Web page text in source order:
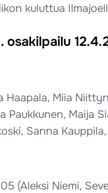
kuluttua
osakilpailu
Haapala, Miia
Paukkunen, Maija
Sanna
(Aleksi Niemi,